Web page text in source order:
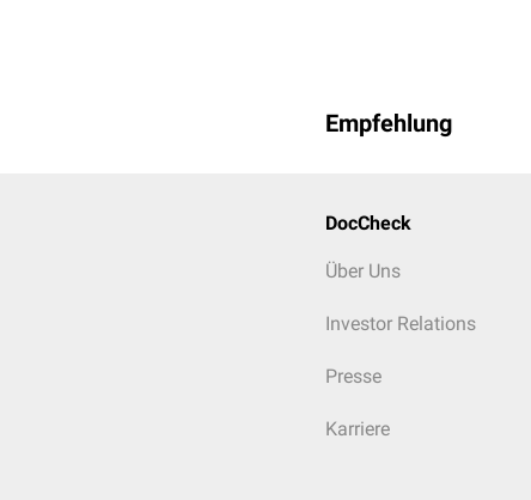
Modell des Ligaments
Empfehlung
DocCheck
Über Uns
Investor Relations
Presse
Karriere